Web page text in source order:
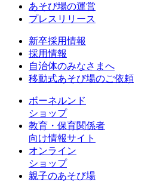
あそび場の運営
プレスリリース
新卒採用情報
採用情報
自治体のみなさまへ
移動式あそび場のご依頼
ボーネルンド
ショップ
教育・保育関係者
向け情報サイト
オンライン
ショップ
親子のあそび場